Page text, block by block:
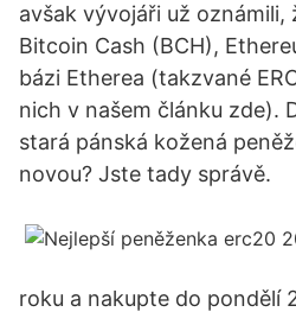
avšak vývojáři už oznámili,
Bitcoin Cash (BCH),
bázi Etherea (takzvané
nich v našem článku zde).
stará pánská kožená
novou? Jste tady správě.
roku a nakupte do pondělí